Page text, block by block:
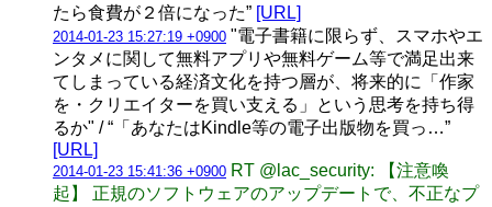
たら食費が２倍になった” [URL]
2014-01-23 15:27:19 +0900 "電子書籍に限らず、スマホやエ
ンタメに関して無料アプリや無料ゲーム等で満足出来
てしまっている経済文化を持つ層が、将来的に「作家
を・クリエイターを買い支える」という思考を持ち得
るか" / “「あなたはKindle等の電子出版物を買っ…”
[URL]
2014-01-23 15:41:36 +0900 RT @lac_security: 【注意喚
起】 正規のソフトウェアのアップデートで、不正なプ